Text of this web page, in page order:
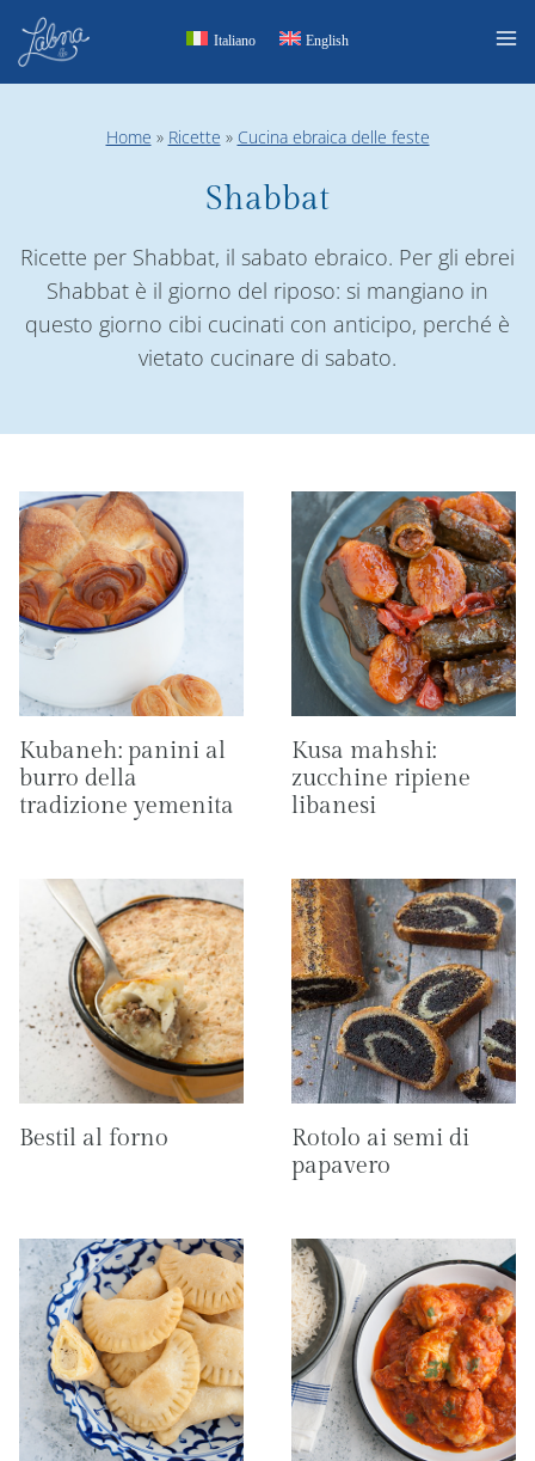
Salta
contenuto
Italiano English
Home » Ricette » Cucina ebraica delle feste
Shabbat
Ricette per Shabbat, il sabato ebraico. Per gli ebrei
Shabbat è il giorno del riposo: si mangiano in
questo giorno cibi cucinati con anticipo, perché è
vietato cucinare di sabato.
Kubaneh: panini al
burro della
tradizione yemenita
Kusa mahshi:
zucchine ripiene
libanesi
Bestil al forno
Rotolo ai semi di
papavero